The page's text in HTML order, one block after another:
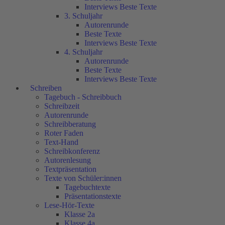
Interviews Beste Texte
3. Schuljahr
Autorenrunde
Beste Texte
Interviews Beste Texte
4. Schuljahr
Autorenrunde
Beste Texte
Interviews Beste Texte
Schreiben
Tagebuch - Schreibbuch
Schreibzeit
Autorenrunde
Schreibberatung
Roter Faden
Text-Hand
Schreibkonferenz
Autorenlesung
Textpräsentation
Texte von Schüler:innen
Tagebuchtexte
Präsentationstexte
Lese-Hör-Texte
Klasse 2a
Klasse 4a